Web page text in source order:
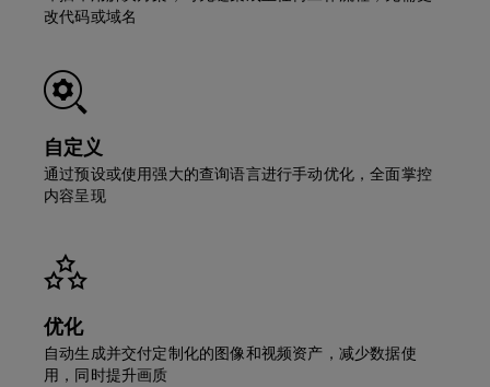
改代码或域名
自定义
通过预设或使用强大的查询语言进行手动优化，全面掌控
内容呈现
优化
自动生成并交付定制化的图像和视频资产，减少数据使
用，同时提升画质